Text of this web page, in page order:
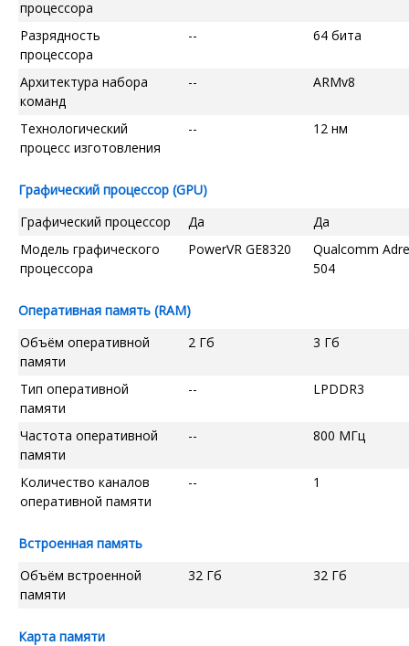
процессора
Разрядность
процессора
-- 64 бита
Архитектура набора
команд
-- ARMv8
Технологический
процесс изготовления
-- 12 нм
Графический процессор (GPU)
Графический процессор
Да
Да
Модель графического
процессора
PowerVR GE8320
Qualcomm
504
Оперативная память (RAM)
Объём оперативной
памяти
2 Гб 3 Гб
Тип оперативной
памяти
-- LPDDR3
Частота оперативной
памяти
-- 800 МГц
Количество каналов
оперативной памяти
-- 1
Встроенная память
Объём встроенной
памяти
32 Гб 32 Гб
Карта памяти